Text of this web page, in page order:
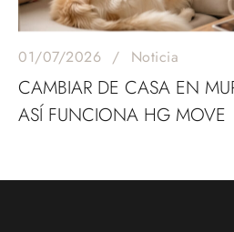
01/07/2026 Noticia
CAMBIAR DE CASA EN
ASÍ FUNCIONA HG MOVE